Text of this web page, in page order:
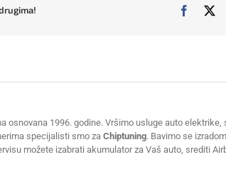
osnovana 1996. godine. Vršimo usluge auto
specijalisti smo zaChiptuning. Bavimo se
možete izabrati akumulator za Vaš auto, srediti